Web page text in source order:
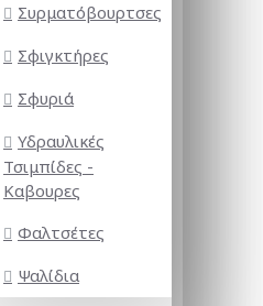
Συρματόβουρτσες
Σφιγκτήρες
Σφυριά
Υδραυλικές
Τσιμπίδες -
Καβουρες
Φαλτσέτες
Ψαλίδια